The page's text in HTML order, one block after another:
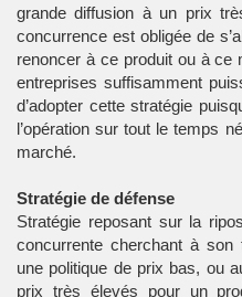
grande diffusion à un prix
concurrence est obligée de
renoncer à ce produit ou à ce
entreprises suffisamment
d’adopter cette stratégie
l’opération sur tout le temps
marché.
Stratégie de défense
Stratégie reposant sur la
concurrente cherchant à
une politique de prix bas, ou
prix très élevés pour un